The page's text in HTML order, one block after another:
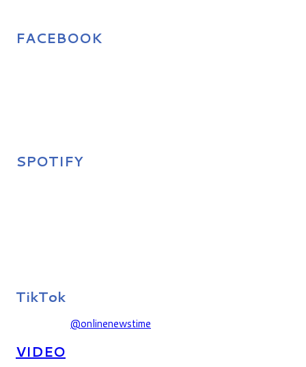
FACEBOOK
SPOTIFY
TikTok
@onlinenewstime
VIDEO